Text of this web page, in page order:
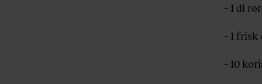
- 1 dl
- 1
- 10